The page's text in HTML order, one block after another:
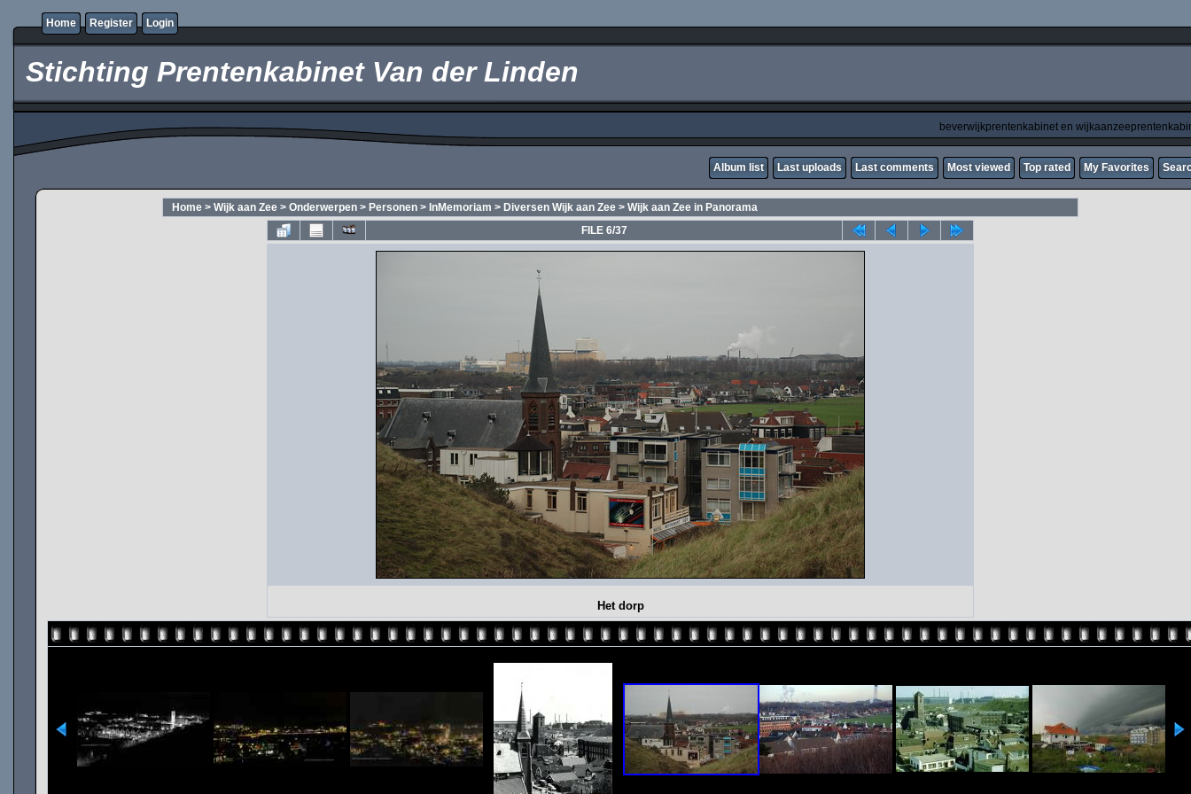
Home Register Login
Stichting Prentenkabinet Van der Linden
beverwijkprentenkabinet en
Album list Last uploads Last comments Most viewed Top rated My Favorites
Home > Wijk aan Zee > Onderwerpen > Personen > InMemoriam > Diversen Wijk aan Zee > Wijk aan Zee in Panorama
FILE 6/37
Het dorp